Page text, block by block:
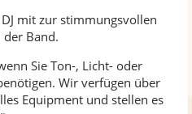
mit zur stimmungsvollen
der Band.
Sie Ton-, Licht- oder
Wir verfügen über
Equipment und stellen es